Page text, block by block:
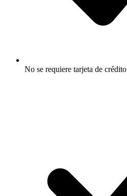
No se requiere tarjeta de crédito